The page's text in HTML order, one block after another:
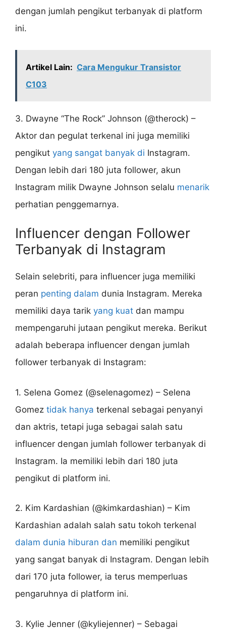
dengan jumlah pengikut terbanyak di platform
ini.
Artikel Lain: Cara Mengukur Transistor
C103
3. Dwayne “The Rock” Johnson (@therock) –
Aktor dan pegulat terkenal ini juga memiliki
pengikut yang sangat banyak di Instagram.
Dengan lebih dari 180 juta follower, akun
Instagram milik Dwayne Johnson selalu menarik
perhatian penggemarnya.
Influencer dengan Follower
Terbanyak di Instagram
Selain selebriti, para influencer juga memiliki
peran penting dalam dunia Instagram. Mereka
memiliki daya tarik yang kuat dan mampu
mempengaruhi jutaan pengikut mereka. Berikut
adalah beberapa influencer dengan jumlah
follower terbanyak di Instagram:
1. Selena Gomez (@selenagomez) – Selena
Gomez tidak hanya terkenal sebagai penyanyi
dan aktris, tetapi juga sebagai salah satu
influencer dengan jumlah follower terbanyak di
Instagram. Ia memiliki lebih dari 180 juta
pengikut di platform ini.
2. Kim Kardashian (@kimkardashian) – Kim
Kardashian adalah salah satu tokoh terkenal
dalam dunia hiburan dan memiliki pengikut
yang sangat banyak di Instagram. Dengan lebih
dari 170 juta follower, ia terus memperluas
pengaruhnya di platform ini.
3. Kylie Jenner (@kyliejenner) – Sebagai